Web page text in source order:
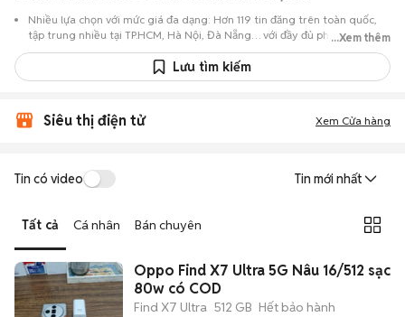
Nhiều lựa chọn với mức giá đa dạng: Hơn 119 tin đăng trên toàn quốc,
tập trung nhiều tại TP.HCM, Hà Nội, Đà Nẵng… với đầy đủ phiên bản
256GB, 512GB và các màu Xanh đại dương, Nâu đỏ, Đen. Giá tham khảo
khoảng 9,89 triệu - 12,09 triệu từ cá nhân và cửa hàng uy tín; người
mua OPPO Find X7 Ultra cũ có thể trao đổi trực tiếp để chốt mức giá
Vẫn là flagship đáng mua năm 2026: OPPO Find X7 Ultra cũ nổi bật với
100W, mang lại trải nghiệm nhiếp ảnh chuyên nghiệp với mức giá vô
...Xem thêm
Lưu tìm kiếm
Siêu thị điện tử Xem Cửa hàng
Tin có video Tin mới nhất
Tất cả Cá nhân Bán chuyên
Oppo Find X7 Ultra 5G Nâu 16/512 sạc
80w có COD
Find X7 Ultra 512 GB Hết bảo hành